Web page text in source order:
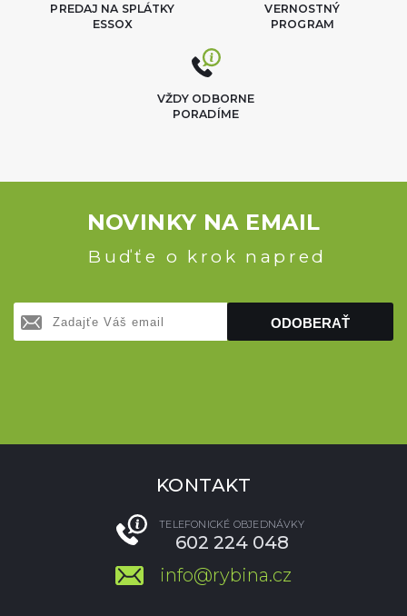
VERNOSTNÝ
PROGRAM
PREDAJ NA SPLÁTKY
ESSOX
VŽDY ODBORNE
PORADÍME
NOVINKY NA EMAIL
Buďťe o krok napred
ODOBERAŤ
KONTAKT
TELEFONICKÉ OBJEDNÁVKY
602 224 048
info@rybina.cz